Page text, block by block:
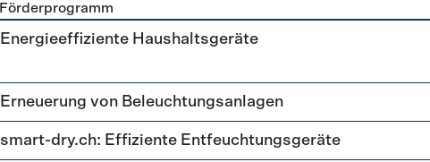
Förderprogramme Geräte, Beleuchtung
Förderprogramm
Energieeffiziente Haushaltsgeräte
Erneuerung von Beleuchtungsanlagen
smart-dry.ch: Effiziente Entfeuchtungsgeräte